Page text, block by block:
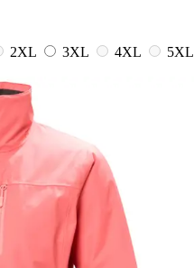
2XL 3XL 4XL
5XL